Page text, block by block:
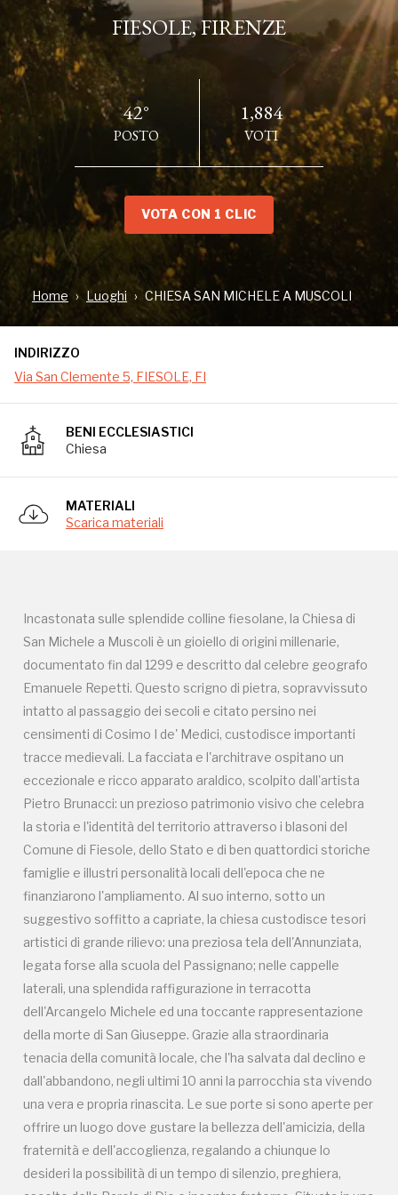
FIESOLE, FIRENZE
42°
POSTO
1,884
VOTI
VOTA CON 1 CLIC
Home Luoghi CHIESA SAN MICHELE A MUSCOLI
INDIRIZZO
Via San Clemente 5, FIESOLE, FI
BENI ECCLESIASTICI
Chiesa
MATERIALI
Scarica materiali
Incastonata sulle splendide colline fiesolane, la Chiesa di
San Michele a Muscoli è un gioiello di origini millenarie,
documentato fin dal 1299 e descritto dal celebre geografo
Emanuele Repetti. Questo scrigno di pietra, sopravvissuto
intatto al passaggio dei secoli e citato persino nei
censimenti di Cosimo I de' Medici, custodisce importanti
tracce medievali. La facciata e l'architrave ospitano un
eccezionale e ricco apparato araldico, scolpito dall'artista
Pietro Brunacci: un prezioso patrimonio visivo che celebra
la storia e l'identità del territorio attraverso i blasoni del
Comune di Fiesole, dello Stato e di ben quattordici storiche
famiglie e illustri personalità locali dell'epoca che ne
finanziarono l'ampliamento. Al suo interno, sotto un
suggestivo soffitto a capriate, la chiesa custodisce tesori
artistici di grande rilievo: una preziosa tela dell'Annunziata,
legata forse alla scuola del Passignano; nelle cappelle
laterali, una splendida raffigurazione in terracotta
dell'Arcangelo Michele ed una toccante rappresentazione
della morte di San Giuseppe. Grazie alla straordinaria
tenacia della comunità locale, che l'ha salvata dal declino e
dall'abbandono, negli ultimi 10 anni la parrocchia sta vivendo
una vera e propria rinascita. Le sue porte si sono aperte per
offrire un luogo dove gustare la bellezza dell'amicizia, della
fraternità e dell'accoglienza, regalando a chiunque lo
desideri la possibilità di un tempo di silenzio, preghiera,
INDIRIZZO
Via San Clemente 5, FIESOLE, FI
Emanuele Repetti. Questo scrigno di pietra, sopravvissuto
intatto al passaggio dei secoli e citato persino nei
censimenti di Cosimo I de' Medici, custodisce importanti
tracce medievali. La facciata e l'architrave ospitano un
eccezionale e ricco apparato araldico, scolpito dall'artista
famiglie e illustri personalità locali dell'epoca che ne
finanziarono l'ampliamento. Al suo interno, sotto un
suggestivo soffitto a capriate, la chiesa custodisce tesori
artistici di grande rilievo: una preziosa tela dell'Annunziata,
legata forse alla scuola del Passignano; nelle cappelle
laterali, una splendida raffigurazione in terracotta
dell'Arcangelo Michele ed una toccante rappresentazione
della morte di San Giuseppe. Grazie alla straordinaria
tenacia della comunità locale, che l'ha salvata dal declino e
dall'abbandono, negli ultimi 10 anni la parrocchia sta vivendo
una vera e propria rinascita. Le sue porte si sono aperte per
offrire un luogo dove gustare la bellezza dell'amicizia, della
fraternità e dell'accoglienza, regalando a chiunque lo
desideri la possibilità di un tempo di silenzio, preghiera,
ascolto della Parola di Dio e incontro fraterno. Situata in una
posizione strategica per i viandanti, la chiesa si trova lungo
il celebre cammino della "Via degli Dei", nei fine settimana
spesso diventa una tappa di sosta e ristoro imprescindibile.
Qui, un semplice bicchiere d'acqua offerto ai pellegrini si
trasforma in un'occasione profonda di scambio umano,
ascolto e condivisione. San Michele a Muscoli è una realtà a
misura d'uomo; un laboratorio di fede, dialogo e fraternità
per piccoli e grandi che si esprime attraverso semplice
attività: - percorsi di scoperta della fede per bambini e
ragazzi ; - un Gruppo Famiglie (che si incontra mensilmente);